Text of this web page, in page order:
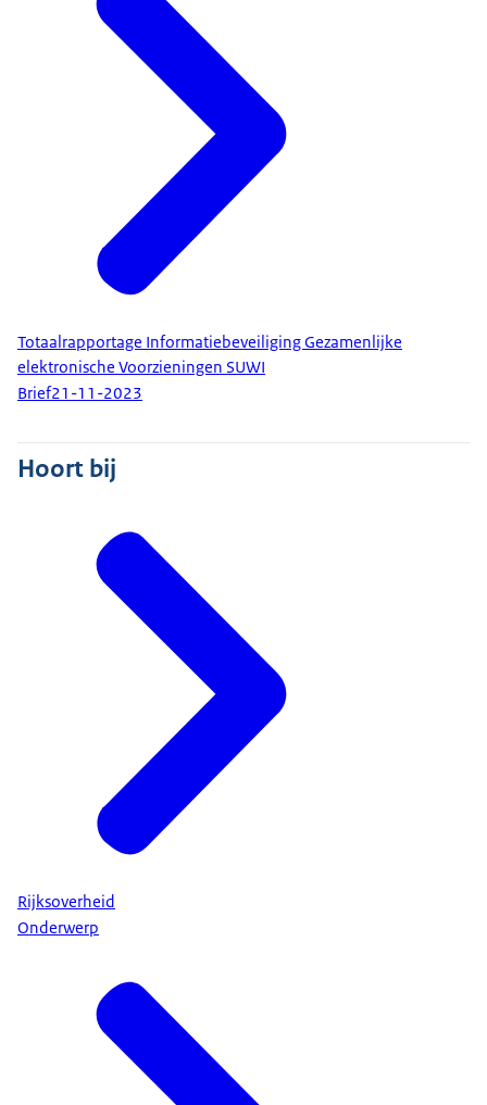
Totaalrapportage Informatiebeveiliging Gezamenlijke
elektronische Voorzieningen SUWI
Brief21-11-2023
Hoort bij
Rijksoverheid
Onderwerp